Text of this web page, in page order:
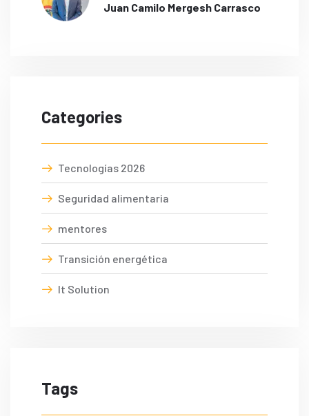
Juan Camilo Mergesh Carrasco
Categories
Tecnologías 2026
Seguridad alimentaria
mentores
Transición energética
It Solution
Tags